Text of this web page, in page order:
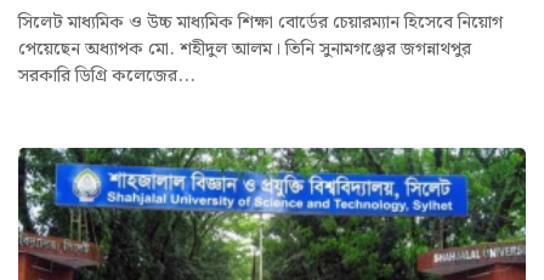
সিলেট মাধ্যমিক ও উচ্চ মাধ্যমিক শিক্ষা বোর্ডের চেয়ারম্যান হিসেবে নিয়োগ
পেয়েছেন অধ্যাপক মো. শহীদুল আলম। তিনি সুনামগঞ্জের জগন্নাথপুর
সরকারি ডিগ্রি কলেজের...